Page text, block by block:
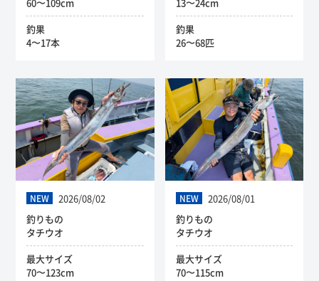
釣果
4〜17本
釣果
26〜68匹
NEW
2026/08/02
釣りもの
タチウオ
最大サイズ
70〜123cm
NEW
2026/08/01
釣りもの
タチウオ
最大サイズ
70〜115cm